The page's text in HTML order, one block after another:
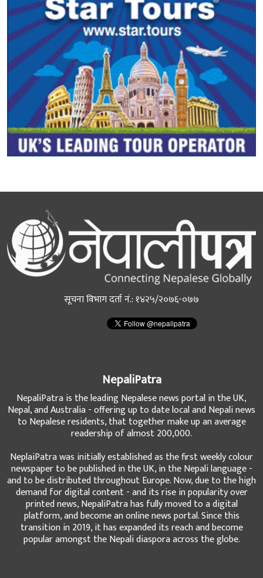
सूचना विभाग दर्ता नं.: १४२५/२०७६-०७७
NepaliPatra
NepaliPatra is the leading Nepalese news portal in the UK,
Nepal, and Australia - offering up to date local and Nepali news
to Nepalese residents, that together make up an average
readership of almost 200,000.
NeplaiPatra was initially established as the first weekly colour
newspaper to be published in the UK, in the Nepali language -
and to be distributed throughout Europe. Now, due to the high
demand for digital content - and its rise in popularity over
printed news, NepaliPatra has fully moved to a digital
platform, and become an online news portal. Since this
transition in 2019, it has expanded its reach and become
popular amongst the Nepali diaspora across the globe.